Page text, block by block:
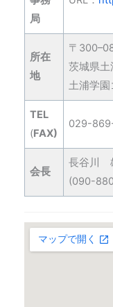
局
所在
地
〒
茨城県土
土浦学
TEL
(FAX)
029-
会長
長谷川
(090-